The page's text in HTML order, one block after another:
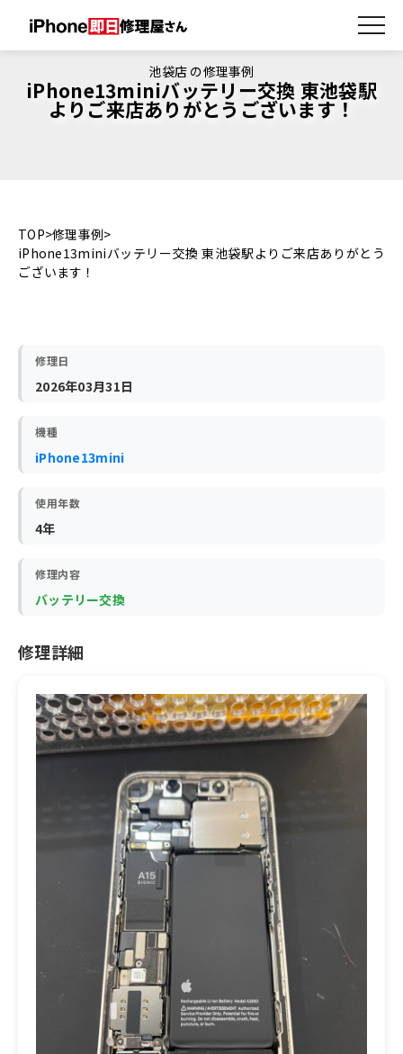
池袋店 の修理事例
iPhone13miniバッテリー交換 東池袋駅
よりご来店ありがとうございます！
TOP 修理事例
iPhone13miniバッテリー交換 東池袋駅よりご来店ありがとう
ございます！
修理日
2026年03月31日
機種
iPhone13mini
使用年数
4年
修理内容
バッテリー交換
修理詳細